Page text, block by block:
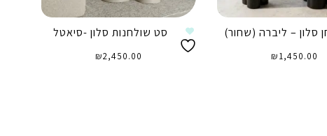
סלון – ליברה (שחור)
₪1,450.00
סט שולחנות סלון -סיאטל
₪2,450.00